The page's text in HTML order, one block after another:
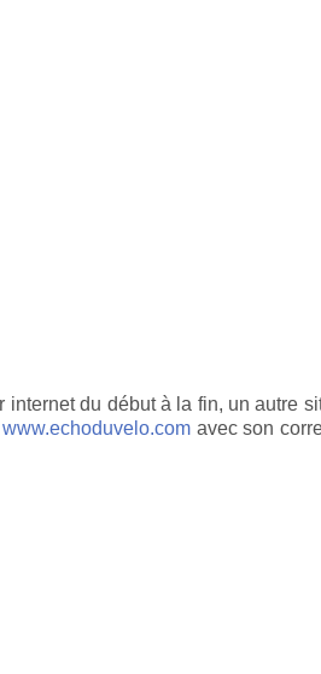
internet du début à la fin, un autre
www.echoduvelo.com avec son